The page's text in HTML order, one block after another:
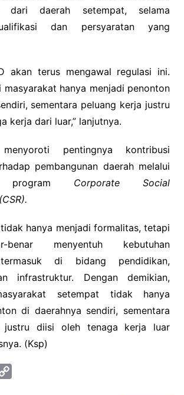
dari daerah setempat, selama
dan persyaratan yang
akan terus mengawal regulasi ini.
masyarakat hanya menjadi penonton
sementara peluang kerja justru
kerja dari luar,” lanjutnya.
pentingnya kontribusi
pembangunan daerah melalui
program Corporate Social
(CSR).
tidak hanya menjadi formalitas, tetapi
benar menyentuh kebutuhan
di bidang pendidikan,
infrastruktur. Dengan demikian,
setempat tidak hanya
di daerahnya sendiri, sementara
justru diisi oleh tenaga kerja luar
(Ksp)